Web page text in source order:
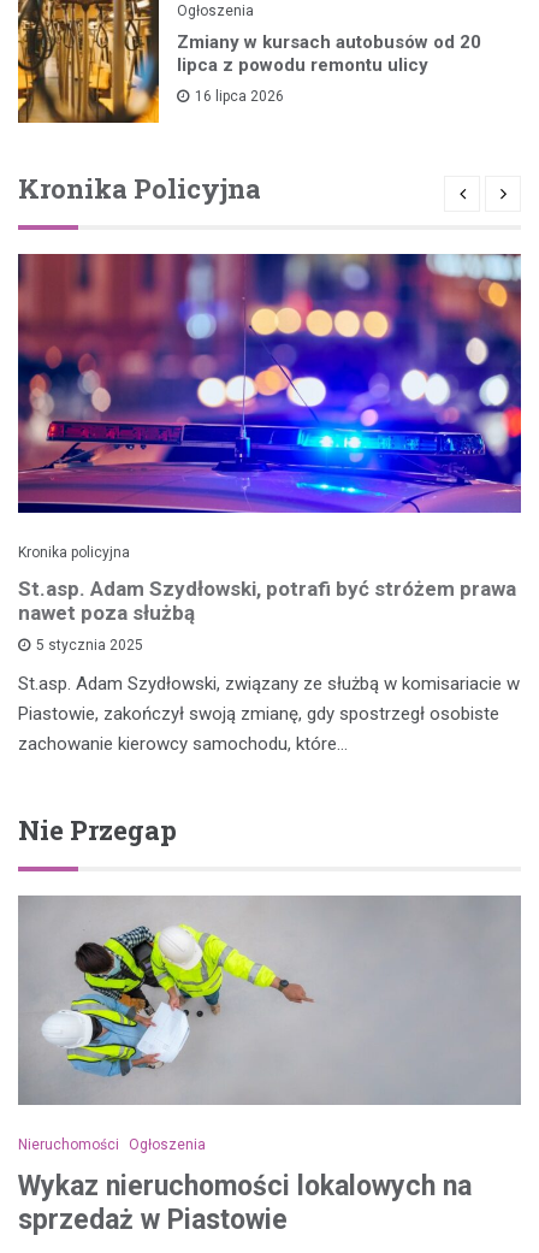
Ogłoszenia
Zmiany w kursach autobusów od 20
lipca z powodu remontu ulicy
16 lipca 2026
Kronika Policyjna
Kronika policyjna
St.asp. Adam Szydłowski, potrafi być stróżem prawa
nawet poza służbą
5 stycznia 2025
St.asp. Adam Szydłowski, związany ze służbą w komisariacie w
Piastowie, zakończył swoją zmianę, gdy spostrzegł osobiste
zachowanie kierowcy samochodu, które…
Nie Przegap
Nieruchomości Ogłoszenia
Wykaz nieruchomości lokalowych na
sprzedaż w Piastowie